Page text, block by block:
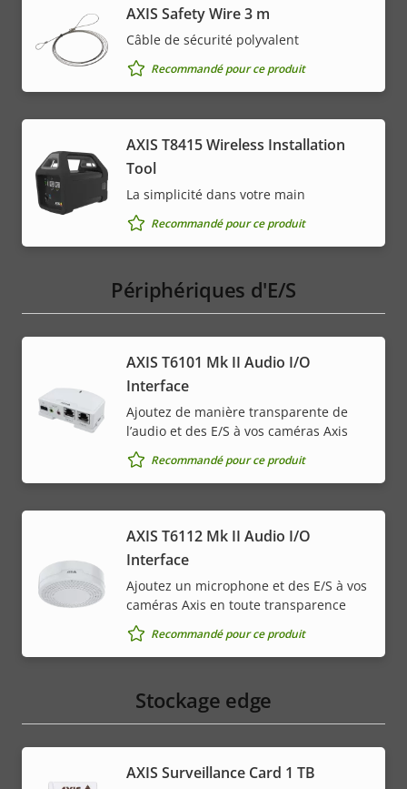
AXIS Safety Wire 3 m
Câble de sécurité polyvalent
Recommandé pour ce produit
AXIS T8415 Wireless Installation
Tool
La simplicité dans votre main
Recommandé pour ce produit
Périphériques d'E/S
AXIS T6101 Mk II Audio I/O
Interface
Ajoutez de manière transparente de
l’audio et des E/S à vos caméras Axis
Recommandé pour ce produit
AXIS T6112 Mk II Audio I/O
Interface
Ajoutez un microphone et des E/S à vos
caméras Axis en toute transparence
Recommandé pour ce produit
Stockage edge
AXIS Surveillance Card 1 TB